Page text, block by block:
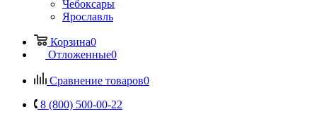
Чебоксары
Ярославль
Корзина0
Отложенные0
Сравнение товаров0
8 (800) 500-00-22